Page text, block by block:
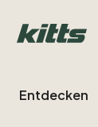
Entdecken